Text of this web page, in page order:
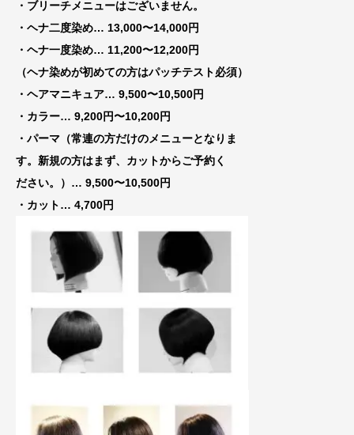
・ブリーチメニューはございません。
・ヘナ二度染め… 13,000〜14,000円
・ヘナ一度染め… 11,200〜12,200円
（ヘナ染めが初めての方はパッチテスト必須）
・ヘアマニキュア… 9,500〜10,500円
・カラー… 9,200円〜10,200円
・パーマ（常連の方だけのメニューとなりま
す。新規の方はまず、カットからご予約く
ださい。）… 9,500〜10,500円
・カット… 4,700円